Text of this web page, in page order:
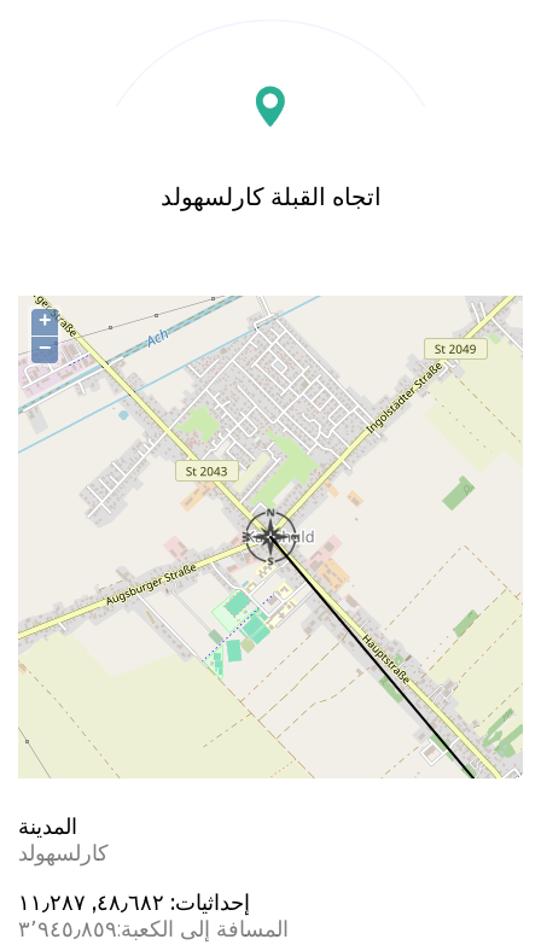
اتجاه القبلة كارلسهولد
+
−
المدينة
كارلسهولد
إحداثيات: ٤٨٫٦٨٢, ١١٫٢٨٧
المسافة إلى الكعبة:٣٬٩٤٥٫٨٥٩